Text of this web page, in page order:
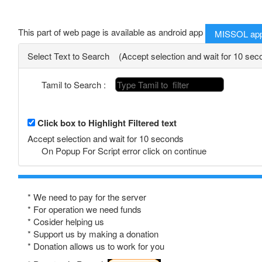
This part of web page is available as android app
MISSOL
Select Text to Search (Accept selection and wait for 10
Tamil to Search :
Click box to Highlight Filtered text
Accept selection and wait for 10 seconds
On Popup For Script error click on continue
* We need to pay for the server
* For operation we need funds
* Cosider helping us
* Support us by making a donation
* Donation allows us to work for you